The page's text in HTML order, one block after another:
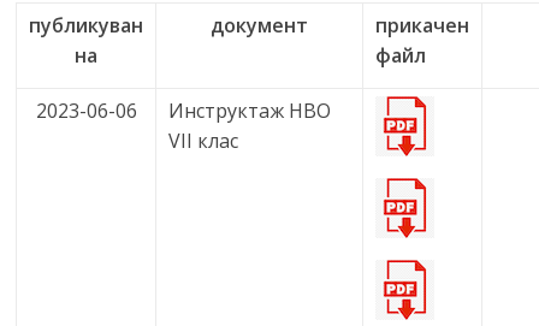
публикуван
на
документ
прикачен
файл
2023-06-06
Инструктаж НВО
VII клас